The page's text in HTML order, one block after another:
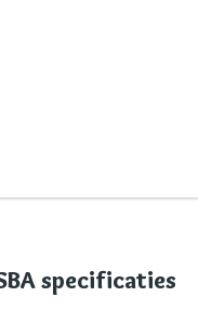
specificaties